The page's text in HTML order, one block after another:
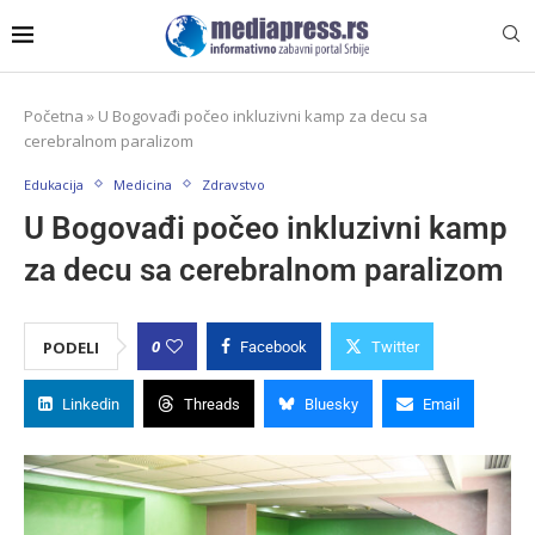
Početna » U Bogovađi počeo inkluzivni kamp za decu sa
cerebralnom paralizom
Edukacija Medicina Zdravstvo
U Bogovađi počeo inkluzivni kamp
za decu sa cerebralnom paralizom
PODELI 0 Facebook Twitter
Linkedin Threads Bluesky Email